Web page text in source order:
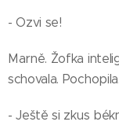
- Ozvi se!
Marně. Žofka
schovala. Pochopila.
- Ještě si zkus